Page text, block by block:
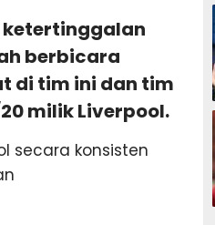
ketertinggalan
berbicara
di tim ini dan tim
milik Liverpool.
secara konsisten